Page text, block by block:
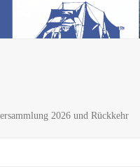
2026 und Rückkehr